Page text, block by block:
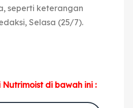
seperti keterangan
Selasa (25/7).
Nutrimoist di bawah ini :